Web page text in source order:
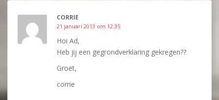
CORRIE
21 januari 2013 om 12:35
Hoi Ad,
Heb jij een gegrondverklaring gekregen??
Groet,
corrie